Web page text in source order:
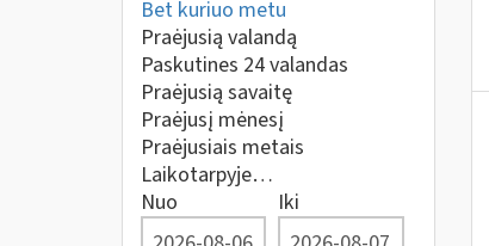
Bet kuriuo metu
Praėjusią valandą
Paskutines 24 valandas
Praėjusią savaitę
Praėjusį mėnesį
Praėjusiais metais
Laikotarpyje…
Nuo
Iki